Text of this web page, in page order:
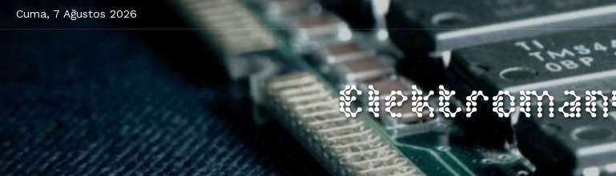
Cuma, 7 Ağustos 2026